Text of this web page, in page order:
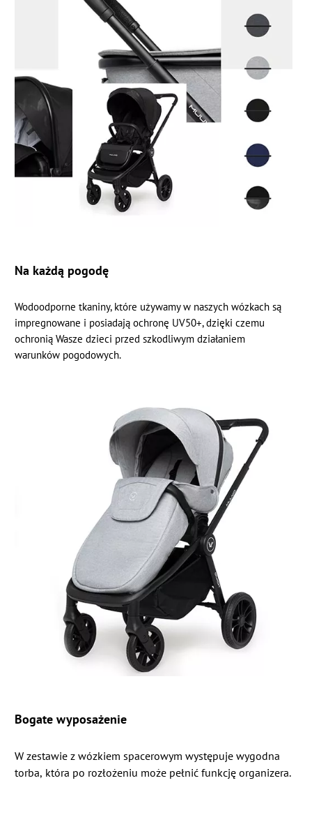
Na każdą pogodę
Wodoodporne tkaniny, które używamy w naszych wózkach są
impregnowane i posiadają ochronę UV50+, dzięki czemu
ochronią Wasze dzieci przed szkodliwym działaniem
warunków pogodowych.
Bogate wyposażenie
W zestawie z wózkiem spacerowym występuje wygodna
torba, która po rozłożeniu może pełnić funkcję organizera.